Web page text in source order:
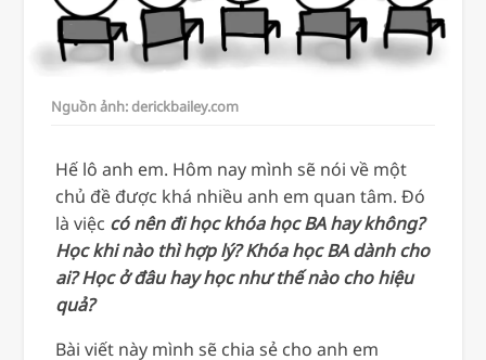
Nguồn ảnh: derickbailey.com
Hế lô anh em. Hôm nay mình sẽ nói về một
chủ đề được khá nhiều anh em quan tâm. Đó
là việc có nên đi học khóa học BA hay không?
Học khi nào thì hợp lý? Khóa học BA dành cho
ai? Học ở đâu hay học như thế nào cho hiệu
quả?
Bài viết này mình sẽ chia sẻ cho anh em